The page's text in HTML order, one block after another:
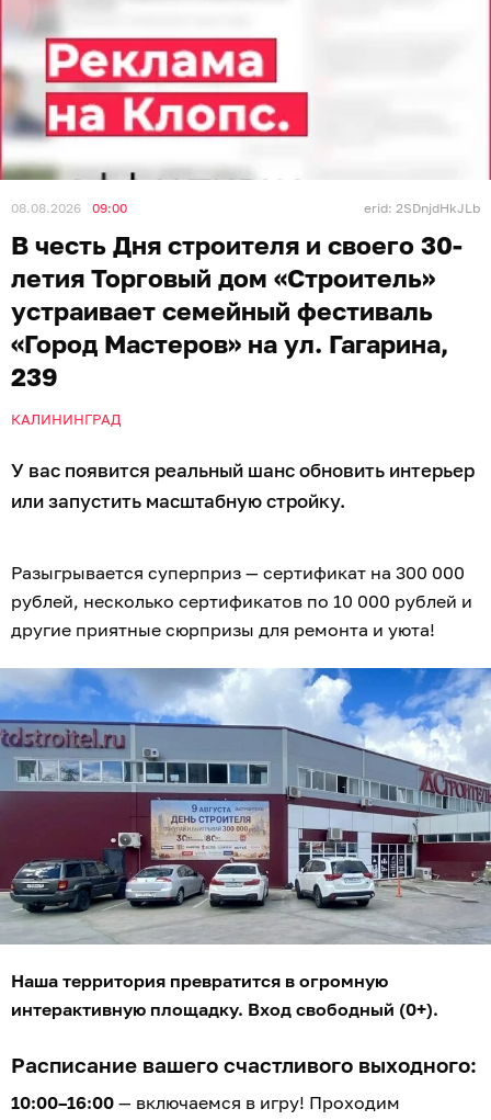
08.08.2026 09:00 erid: 2SDnjdHkJLb
В честь Дня строителя и своего 30-
летия Торговый дом «Строитель»
устраивает семейный фестиваль
«Город Мастеров» на ул. Гагарина,
239
КАЛИНИНГРАД
У вас появится реальный шанс обновить интерьер
или запустить масштабную стройку.
Разыгрывается суперприз — сертификат на 300 000
рублей, несколько сертификатов по 10 000 рублей и
другие приятные сюрпризы для ремонта и уюта!
Наша территория превратится в огромную
интерактивную площадку. Вход свободный (0+).
Расписание вашего счастливого выходного:
10:00–16:00 — включаемся в игру! Проходим